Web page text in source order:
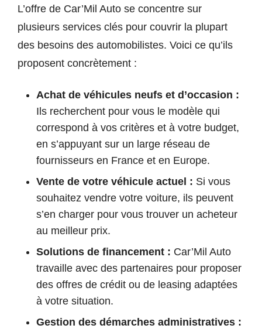
L’offre de Car’Mil Auto se concentre sur
plusieurs services clés pour couvrir la plupart
des besoins des automobilistes. Voici ce qu’ils
proposent concrètement :
Achat de véhicules neufs et d’occasion :
Ils recherchent pour vous le modèle qui
correspond à vos critères et à votre budget,
en s’appuyant sur un large réseau de
fournisseurs en France et en Europe.
Vente de votre véhicule actuel : Si vous
souhaitez vendre votre voiture, ils peuvent
s’en charger pour vous trouver un acheteur
au meilleur prix.
Solutions de financement : Car’Mil Auto
travaille avec des partenaires pour proposer
des offres de crédit ou de leasing adaptées
à votre situation.
Gestion des démarches administratives :